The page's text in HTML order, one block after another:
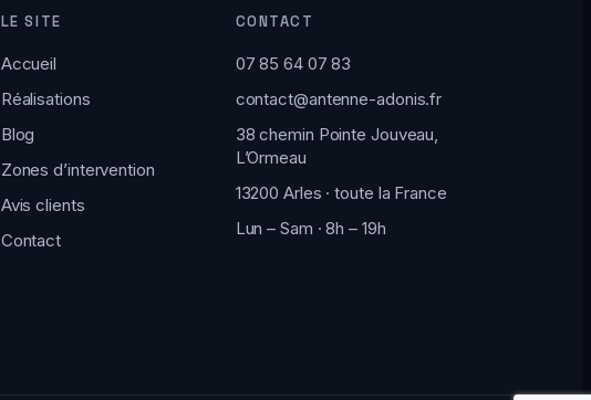
LE SITE
Accueil
Réalisations
Blog
Zones d’intervention
Avis clients
Contact
CONTACT
07 85 64 07 83
contact@antenne-adonis.fr
38 chemin Pointe Jouveau,
L’Ormeau
13200 Arles · toute la France
Lun – Sam · 8h – 19h